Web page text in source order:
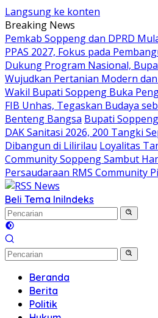
Langsung ke konten
Breaking News
Pemkab Soppeng dan DPRD
PPAS 2027, Fokus pada
Dukung Program Nasional,
Wujudkan Pertanian Modern
Wakil Bupati Soppeng Buka
FIB Unhas, Tegaskan Budaya
Benteng Bangsa Bupati
DAK Sanitasi 2026, 200 Tangki
Dibangun di Lilirilau Loyalitas
Community Soppeng Sambut
Persaudaraan RMS Community
Beli Tema IniIndeks
Beranda
Berita
Politik